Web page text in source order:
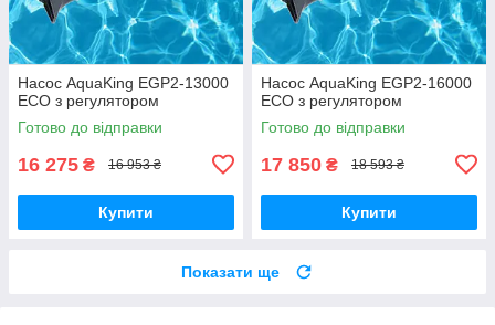
Насос AquaKing EGP2-13000
ECO з регулятором
Готово до відправки
16 275 ₴ 16 953 ₴
Купити
Насос AquaKing EGP2-16000
ECO з регулятором
Готово до відправки
17 850 ₴ 18 593 ₴
Купити
Показати ще